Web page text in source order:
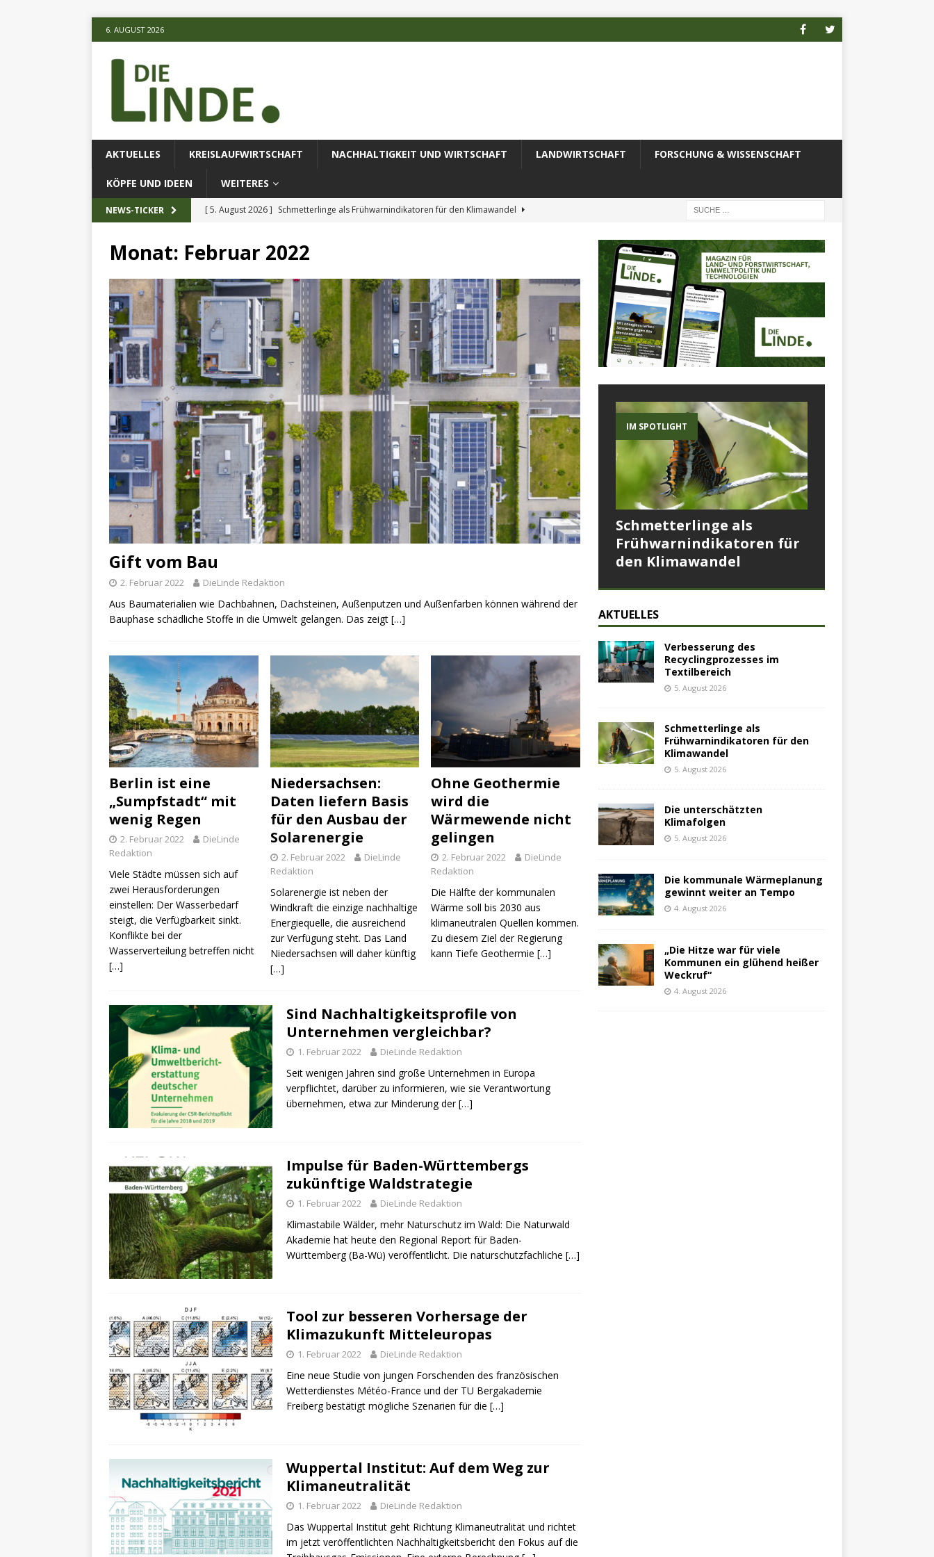
6. AUGUST 2026
AKTUELLES KREISLAUFWIRTSCHAFT NACHHALTIGKEIT UND WIRTSCHAFT LANDWIRTSCHAFT FORSCHUNG & WISSENSCHAFT
KÖPFE UND IDEEN WEITERES
NEWS-TICKER [ 5. August 2026 ] Schmetterlinge als Frühwarnindikatoren für den Klimawandel
[ 5. August 2026 ] Die unterschätzten Klimafolgen
[ 5. August 2026 ] Verbesserung des Recyclingprozesses im Textilbereich AKTUELLES
Monat: Februar 2022
Gift vom Bau
2. Februar 2022 DieLinde Redaktion
Aus Baumaterialien wie Dachbahnen, Dachsteinen, Außenputzen und Außenfarben können während der
Bauphase schädliche Stoffe in die Umwelt gelangen. Das zeigt […]
Berlin ist eine
„Sumpfstadt“ mit
wenig Regen
2. Februar 2022
DieLinde
Redaktion
Viele Städte müssen sich auf
zwei Herausforderungen
einstellen: Der Wasserbedarf
steigt, die Verfügbarkeit sinkt.
Konflikte bei der
Wasserverteilung betreffen nicht
[…]
Niedersachsen:
Daten liefern Basis
für den Ausbau der
Solarenergie
2. Februar 2022
DieLinde
Redaktion
Solarenergie ist neben der
Windkraft die einzige nachhaltige
Energiequelle, die ausreichend
zur Verfügung steht. Das Land
Niedersachsen will daher künftig
[…]
Ohne Geothermie
wird die
Wärmewende nicht
gelingen
2. Februar 2022
DieLinde
Redaktion
Die Hälfte der kommunalen
Wärme soll bis 2030 aus
klimaneutralen Quellen kommen.
Zu diesem Ziel der Regierung
kann Tiefe Geothermie[…]
Sind Nachhaltigkeitsprofile von
Unternehmen vergleichbar?
1. Februar 2022 DieLinde Redaktion
Seit wenigen Jahren sind große Unternehmen in Europa
verpflichtet, darüber zu informieren, wie sie Verantwortung
übernehmen, etwa zur Minderung der[…]
Impulse für Baden-Württembergs
zukünftige Waldstrategie
1. Februar 2022 DieLinde Redaktion
Klimastabile Wälder, mehr Naturschutz im Wald: Die Naturwald
Akademie hat heute den Regional Report für Baden-
Württemberg (Ba-Wü) veröffentlicht. Die naturschutzfachliche […]
Tool zur besseren Vorhersage der
Klimazukunft Mitteleuropas
1. Februar 2022 DieLinde Redaktion
Eine neue Studie von jungen Forschenden des französischen
Wetterdienstes Météo-France und der TU Bergakademie
Freiberg bestätigt mögliche Szenarien für die […]
Wuppertal Institut: Auf dem Weg zur
Klimaneutralität
1. Februar 2022 DieLinde Redaktion
Das Wuppertal Institut geht Richtung Klimaneutralität und richtet
im jetzt veröffentlichten Nachhaltigkeitsbericht den Fokus auf die
IM SPOTLIGHT
Schmetterlinge als
Frühwarnindikatoren für
den Klimawandel
AKTUELLES
Verbesserung des
Recyclingprozesses im
Textilbereich
5. August 2026
Schmetterlinge als
Frühwarnindikatoren für den
Klimawandel
5. August 2026
Die unterschätzten
Klimafolgen
5. August 2026
Die kommunale Wärmeplanung
gewinnt weiter an Tempo
4. August 2026
„Die Hitze war für viele
Kommunen ein glühend heißer
Weckruf“
4. August 2026